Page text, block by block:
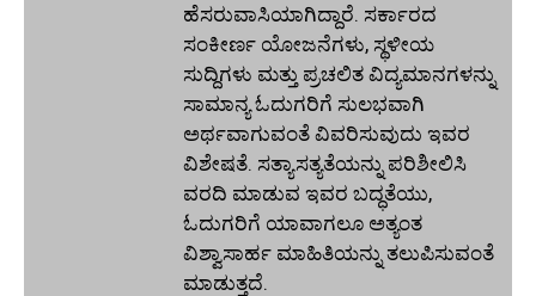
ಹೆಸರುವಾಸಿಯಾಗಿದ್ದಾರೆ. ಸರ್ಕಾರದ
ಸಂಕೀರ್ಣ ಯೋಜನೆಗಳು, ಸ್ಥಳೀಯ
ಸುದ್ದಿಗಳು ಮತ್ತು ಪ್ರಚಲಿತ ವಿದ್ಯಮಾನಗಳನ್ನು
ಸಾಮಾನ್ಯ ಓದುಗರಿಗೆ ಸುಲಭವಾಗಿ
ಅರ್ಥವಾಗುವಂತೆ ವಿವರಿಸುವುದು ಇವರ
ವಿಶೇಷತೆ. ಸತ್ಯಾಸತ್ಯತೆಯನ್ನು ಪರಿಶೀಲಿಸಿ
ವರದಿ ಮಾಡುವ ಇವರ ಬದ್ಧತೆಯು,
ಓದುಗರಿಗೆ ಯಾವಾಗಲೂ ಅತ್ಯಂತ
ವಿಶ್ವಾಸಾರ್ಹ ಮಾಹಿತಿಯನ್ನು ತಲುಪಿಸುವಂತೆ
ಮಾಡುತ್ತದೆ.